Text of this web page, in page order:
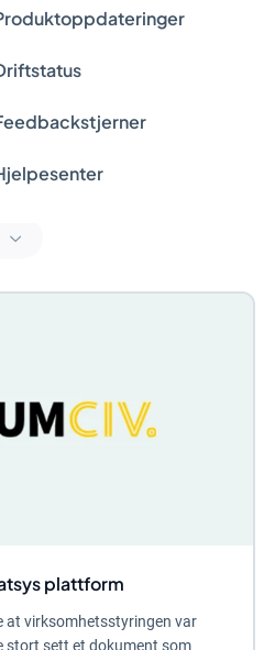
og webinar
plattform
at virksomhetsstyringen var
stort sett et dokument som